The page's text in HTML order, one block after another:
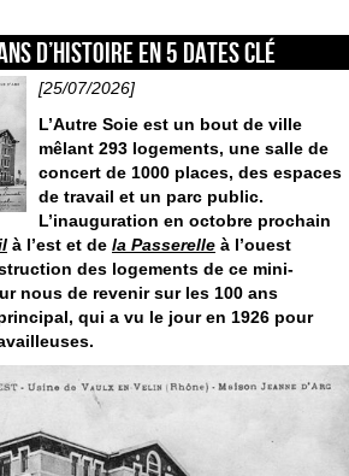
ans d’histoire en 5 dates clé
[25/07/2026]
L’Autre Soie est un bout de ville
mêlant 293 logements, une salle de
concert de 1000 places, des espaces
de travail et un parc public.
L’inauguration en octobre prochain
à l’est et de la Passerelle à l’ouest
des logements de ce mini-
nous de revenir sur les 100 ans
qui a vu le jour en 1926 pour